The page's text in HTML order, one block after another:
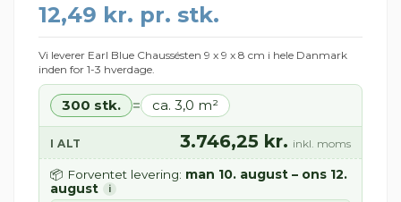
12,49 kr. pr. stk.
Vi leverer Earl Blue Chaussésten 9 x 9 x 8 cm i hele Danmark
inden for 1-3 hverdage.
300 stk. = ca. 3,0 m²
I ALT 3.746,25 kr. inkl. moms
📦 Forventet levering: man 10. august – ons 12.
august
i